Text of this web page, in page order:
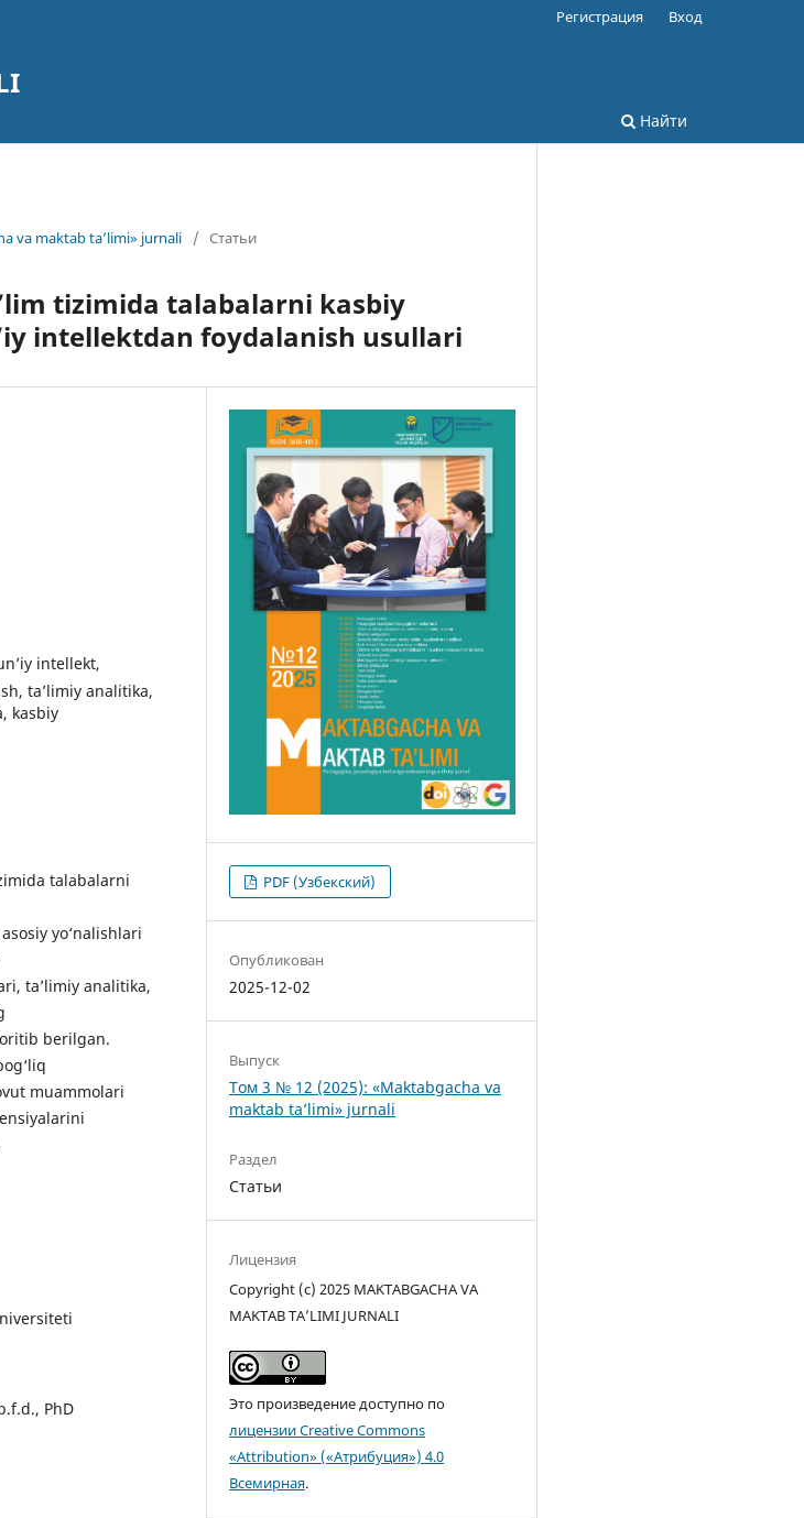
Найти
Регистрация Вход
va maktab ta’limi» jurnali / Статьи
tizimida talabalarni kasbiy
intellektdan foydalanish usullari
intellekt,
ta’limiy analitika,
kasbiy
talabalarni
yo‘nalishlari
ta’limiy analitika,
berilgan.
muammolari
PhD
PDF (Узбекский)
Опубликован
2025-12-02
Выпуск
Том 3 № 12 (2025): «Maktabgacha va
maktab ta’limi» jurnali
Раздел
Статьи
Лицензия
Copyright (c) 2025 MAKTABGACHA VA
MAKTAB TA’LIMI JURNALI
Это произведение доступно по
лицензии Creative Commons
«Attribution» («Атрибуция») 4.0
Всемирная.